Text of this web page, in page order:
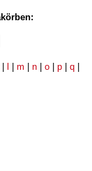
|m |n |o |p |q